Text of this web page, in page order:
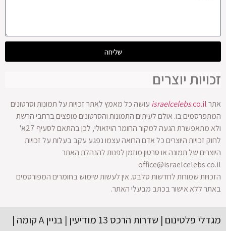
שליחה
זכויות יוצרים
אתר israelcelebs.co.il
עושה כל מאמץ לאתר זכויות על תמונות וסרטונים
המתפרסמים בו. אולם לעיתים התמונות והסרטונים מופצים ברחבי הרשת
ולא מתאפשרת הגעה למקור החומר הויזאולי, לכן בהתאם לסעיף 27א'
לחוק זכויות היוצרים כל אדם הרואה עצמו נפגע עקב בעלות על זכויות
היוצרים של תמונה או סרטון מוזמן לפנות להנהלת האתר
office@israelcelebs.co.il
הזכויות שמורות לחדשות סלבס. אין לעשות שימוש בחומרים המפורסמים
באתר ללא אישור בכתב מבעלי האתר.
מגדלי פלטינום | שדרות הרכס 13 מודיעין | בניין A קומה |